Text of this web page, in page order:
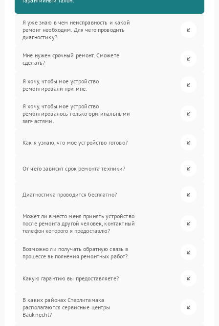
Я уже знаю в чем неисправность и какой
ремонт необходим. Для чего проводить
диагностику?
Мне нужен срочный ремонт. Сможете
сделать?
Я хочу, чтобы мое устройство
ремонтировали при мне.
Я хочу, чтобы мое устройство
ремонтировалось только оригинальными
запчастями.
Как я узнаю, что мое устройство готово?
От чего зависит срок ремонта техники?
Диагностика проводится бесплатно?
Может ли вместо меня принять устройство
после ремонта другой человек, контактный
телефон которого я предоставлю?
Возможно ли получать обратную связь в
процессе выполнения ремонтных работ?
Какую гарантию вы предоставляете?
В каких районах Стерлитамака
располагаются сервисные центры
Bauknecht?